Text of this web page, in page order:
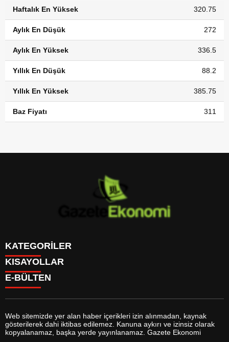
Haftalık En Yüksek 320.75
Aylık En Düşük 272
Aylık En Yüksek 336.5
Yıllık En Düşük 88.2
Yıllık En Yüksek 385.75
Baz Fiyatı 311
KATEGORİLER
GÜNDEM
DÜNYA
SİYASET
MAGAZİN
SAĞLIK
EĞİTİM
YAŞAM
KISAYOLLAR
BURÇLAR
FİKSTÜR
FİRMA EKLE
FİRMA REHBERİ
E-BÜLTEN
gazeteekonomi.com e-bültenine abone olarak, tarafınıza haber,
Web sitemizde yer alan haber içerikleri izin alınmadan, kaynak
gösterilerek dahi iktibas edilemez. Kanuna aykırı ve izinsiz olarak
kopyalanamaz, başka yerde yayınlanamaz. Gazete Ekonomi